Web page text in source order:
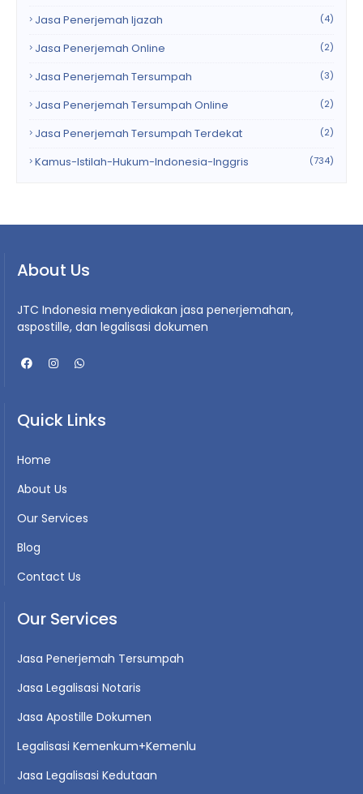
Jasa Penerjemah Ijazah (4)
Jasa Penerjemah Online (2)
Jasa Penerjemah Tersumpah (3)
Jasa Penerjemah Tersumpah Online (2)
Jasa Penerjemah Tersumpah Terdekat (2)
Kamus-Istilah-Hukum-Indonesia-Inggris (734)
About Us
JTC Indonesia menyediakan jasa penerjemahan,
aspostille, dan legalisasi dokumen
Quick Links
Home
About Us
Our Services
Blog
Contact Us
Our Services
Jasa Penerjemah Tersumpah
Jasa Legalisasi Notaris
Jasa Apostille Dokumen
Legalisasi Kemenkum+Kemenlu
Jasa Legalisasi Kedutaan